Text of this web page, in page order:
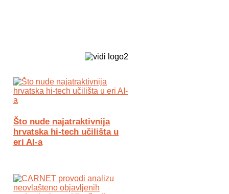
Što nude najatraktivnija
hrvatska hi-tech učilišta u
eri AI-a